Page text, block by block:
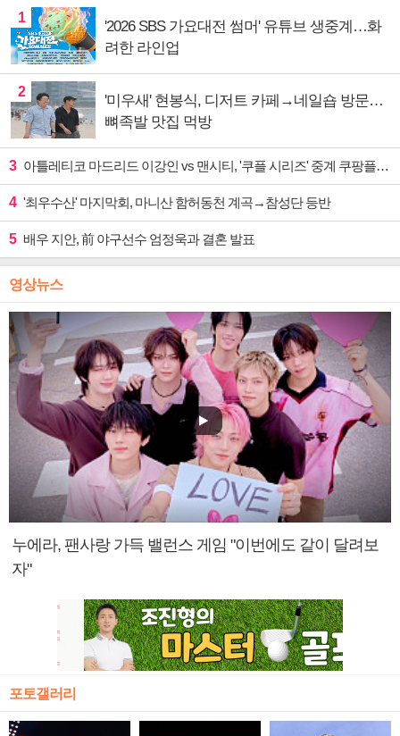
1
'2026 SBS 가요대전 썸머' 유튜브 생중계…화
려한 라인업
2
'미우새' 현봉식, 디저트 카페→네일숍 방문…
뼈족발 맛집 먹방
3 아틀레티코 마드리드 이강인 vs 맨시티, '쿠플 시리즈' 중계 쿠팡플레이
4 '최우수산' 마지막회, 마니산 함허동천 계곡→참성단 등반
5 배우 지안, 前 야구선수 엄정욱과 결혼 발표
영상뉴스
누에라, 팬사랑 가득 밸런스 게임 "이번에도 같이 달려보
자"
포토갤러리